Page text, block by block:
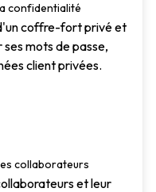
confidentialité
coffre-fort privé et
mots de passe,
client privées.
collaborateurs
et leur